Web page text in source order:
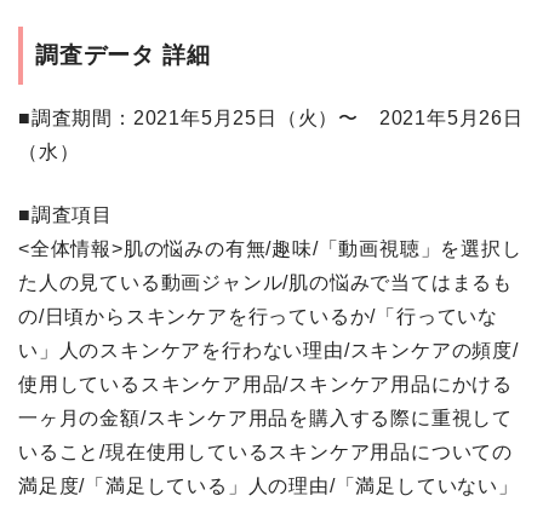
調査データ 詳細
■調査期間 ：2021年5月25日（火）〜 2021年5月26日
（水）
■調査項目
<全体情報>肌の悩みの有無/趣味/「動画視聴」を選択し
た人の見ている動画ジャンル/肌の悩みで当てはまるも
の/日頃からスキンケアを行っているか/「行っていな
い」人のスキンケアを行わない理由/スキンケアの頻度/
使用しているスキンケア用品/スキンケア用品にかける
一ヶ月の金額/スキンケア用品を購入する際に重視して
いること/現在使用しているスキンケア用品についての
満足度/「満足している」人の理由/「満足していない」